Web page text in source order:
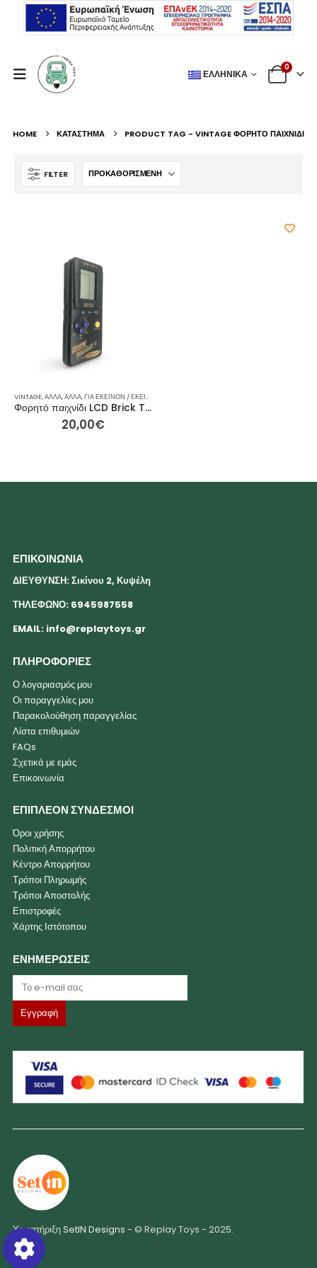
ΕΛΛΗΝΙΚΆ
0
HOME ΚΑΤΆΣΤΗΜΑ PRODUCT TAG - VINTAGE ΦΟΡΗΤΌ ΠΑΙΧΝΊΔΙ
FILTER
VINTAGE,ΆΛΛΑ,ΆΛΛΑ,ΓΙΑ ΕΚΕΊΝΟΝ / ΕΚΕΊΝΗ
Φορητό παιχνίδι LCD Brick Thunder V Vintage ηλεκτρονικό παιχνίδι
20,00€
ΕΠΙΚΟΙΝΩΝΙΑ
ΔΙΕΥΘΥΝΣΗ: Σικίνου 2, Κυψέλη
ΤΗΛΕΦΩΝΟ: 6945987558
EMAIL: info@replaytoys.gr
ΠΛΗΡΟΦΟΡΙΕΣ
Ο λογαριασμός μου
Οι παραγγελίες μου
Παρακολούθηση παραγγελίας
Λίστα επιθυμιών
FAQs
Σχετικά με εμάς
Επικοινωνία
ΕΠΙΠΛΕΟΝ ΣΥΝΔΕΣΜΟΙ
Όροι χρήσης
Πολιτική Απορρήτου
Κέντρο Απορρήτου
Τρόποι Πληρωμής
Τρόποι Αποστολής
Επιστροφές
Χάρτης Ιστότοπου
ΕΝΗΜΕΡΩΣΕΙΣ
ΥποστήριξηSetIN Designs - © Replay Toys - 2025.